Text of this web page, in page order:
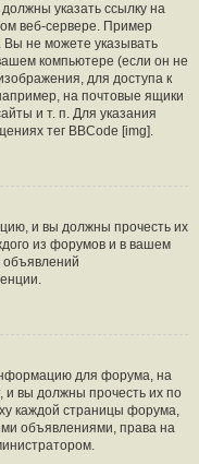
указать ссылку на
веб-сервере. Пример
Вы не можете указывать
компьютере (если он не
для доступа к
на почтовые ящики
и т. п. Для указания
тег BBCode [img].
и вы должны прочесть их
из форумов и в вашем
для форума, на
и вы должны прочесть их по
каждой страницы форума,
объявлениями, права на